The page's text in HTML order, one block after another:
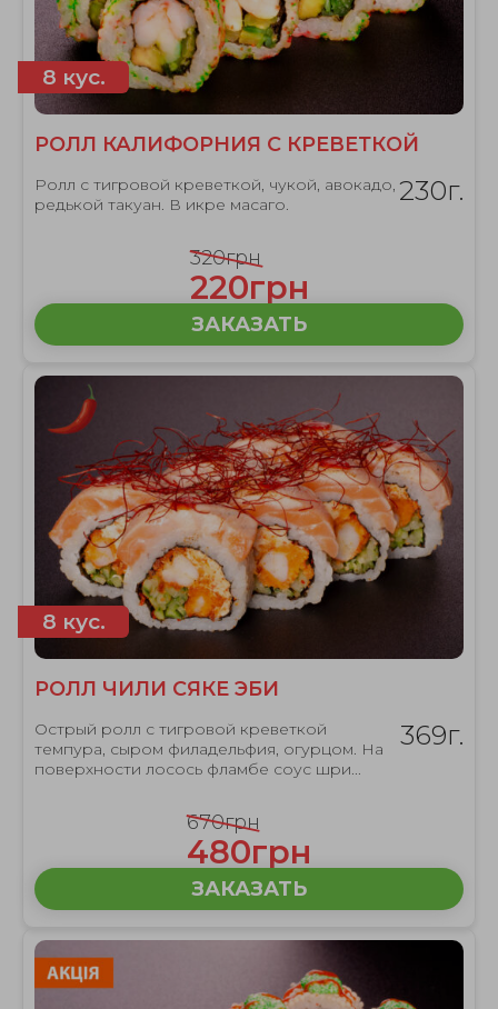
8 кус.
РОЛЛ КАЛИФОРНИЯ С КРЕВЕТКОЙ
Ролл с тигровой креветкой, чукой, авокадо,
редькой такуан. В икре масаго.
230г.
320грн
220грн
ЗАКАЗАТЬ
8 кус.
РОЛЛ ЧИЛИ СЯКЕ ЭБИ
Острый ролл с тигровой креветкой
темпура, сыром филадельфия, огурцом. На
поверхности лосось фламбе соус шри...
369г.
670грн
480грн
ЗАКАЗАТЬ